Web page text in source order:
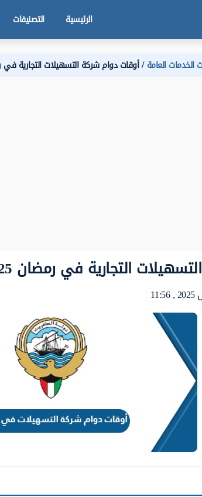
الرئيسية التصنيفات
الخدمات العامة أوقات دوام شركة التسهيلات التجارية في
التجارية في رمضان 2025